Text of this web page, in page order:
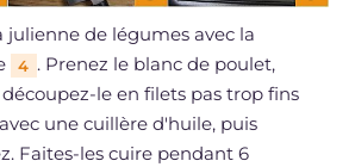
julienne de légumes avec la
4 . Prenez le blanc de poulet,
le en filets pas trop fins
une cuillère d'huile, puis
Faites-les cuire pendant 6